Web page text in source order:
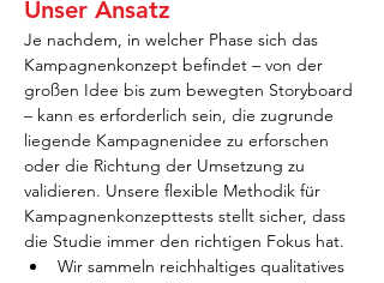
Unser Ansatz
Je nachdem, in welcher Phase sich das
Kampagnenkonzept befindet – von der
großen Idee bis zum bewegten Storyboard
– kann es erforderlich sein, die zugrunde
liegende Kampagnenidee zu erforschen
oder die Richtung der Umsetzung zu
validieren. Unsere flexible Methodik für
Kampagnenkonzepttests stellt sicher, dass
die Studie immer den richtigen Fokus hat.
Wir sammeln reichhaltiges qualitatives